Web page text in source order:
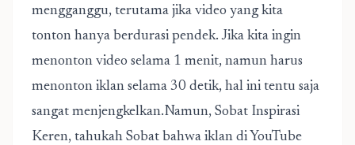
mengganggu, terutama jika video yang kita
tonton hanya berdurasi pendek. Jika kita ingin
menonton video selama 1 menit, namun harus
menonton iklan selama 30 detik, hal ini tentu saja
sangat menjengkelkan.Namun, Sobat Inspirasi
Keren, tahukah Sobat bahwa iklan di YouTube